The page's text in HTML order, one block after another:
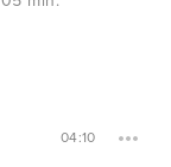
04:10